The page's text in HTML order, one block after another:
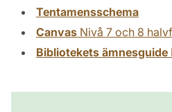
Tentamensschema
Canvas Nivå 7 och 8
Bibliotekets ämnesguide